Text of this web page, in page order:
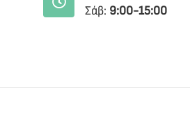
Σάβ: 9:00-15:00